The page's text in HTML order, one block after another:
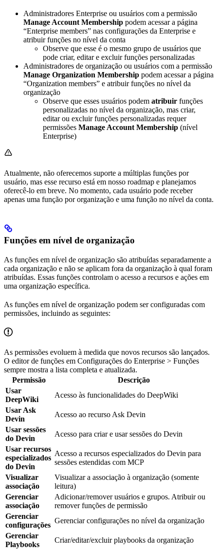
Administradores Enterprise ou usuários com a permissão
Manage Account Membership podem acessar a página
“Enterprise members” nas configurações da Enterprise e
atribuir funções no nível da conta
Observe que esse é o mesmo grupo de usuários que
pode criar, editar e excluir funções personalizadas
Administradores de organização ou usuários com a permissão
Manage Organization Membership podem acessar a página
“Organization members” e atribuir funções no nível da
organização
Observe que esses usuários podem atribuir funções
personalizadas no nível da organização, mas criar,
editar ou excluir funções personalizadas requer
permissões Manage Account Membership (nível
Enterprise)
Atualmente, não oferecemos suporte a múltiplas funções por
usuário, mas esse recurso está em nosso roadmap e planejamos
oferecê-lo em breve. No momento, cada usuário pode receber
apenas uma função por organização e uma função no nível da conta.
Funções em nível de organização
As funções em nível de organização são atribuídas separadamente a
cada organização e não se aplicam fora da organização à qual foram
atribuídas. Essas funções controlam o acesso a recursos e ações em
uma organização específica.
As funções em nível de organização podem ser configuradas com
permissões, incluindo as seguintes:
As permissões evoluem à medida que novos recursos são lançados.
O editor de funções em Configurações do Enterprise > Funções
sempre mostra a lista completa e atualizada.
Permissão
Descrição
Usar
DeepWiki
Acesso às funcionalidades do DeepWiki
Usar Ask
Devin
Acesso ao recurso Ask Devin
Usar sessões
do Devin
Acesso para criar e usar sessões do Devin
Usar recursos
especializados
do Devin
Acesso a recursos especializados do Devin para
sessões estendidas com MCP
Visualizar
associação
Visualizar a associação à organização (somente
leitura)
Gerenciar
associação
Adicionar/remover usuários e grupos. Atribuir ou
remover funções de permissão
Gerenciar
configurações
Gerenciar configurações no nível da organização
Gerenciar
Playbooks
Criar/editar/excluir playbooks da organização